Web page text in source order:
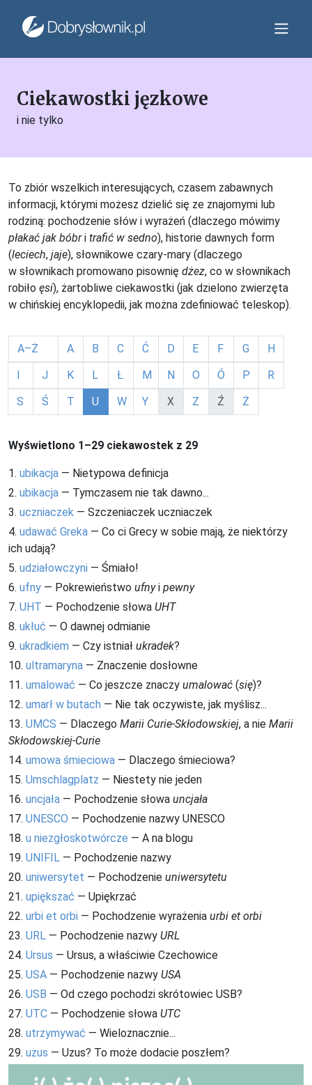
Ciekawostki jęzkowe
i nie tylko
To zbiór wszelkich interesujących, czasem zabawnych
informacji, którymi możesz dzielić się ze znajomymi lub
rodziną: pochodzenie słów i wyrażeń (dlaczego mówimy
płakać jak bóbri trafić w sedno), historie dawnych form
(leciech, jaje), słownikowe czary-mary (dlaczego
w słownikach promowano pisownię dżez, co w słownikach
robiło ęsi), żartobliwe ciekawostki (jak dzielono zwierzęta
w chińskiej encyklopedii, jak można zdefiniować teleskop).
A–Ż A B C Ć D E F G
H
I
J K L Ł M N O Ó P
R
S
Ś T U W Y X Z Ź Ż
Wyświetlono 1–29 ciekawostek z 29
1. ubikacja — Nietypowa definicja
2. ubikacja — Tymczasem nie tak dawno...
3. uczniaczek — Szczeniaczek uczniaczek
4. udawać Greka — Co ci Grecy w sobie mają, że niektórzy
ich udają?
5. udziałowczyni — Śmiało!
6. ufny — Pokrewieństwo ufnyi pewny
7. UHT — Pochodzenie słowa UHT
8. ukłuć — O dawnej odmianie
9. ukradkiem — Czy istniał ukradek?
10. ultramaryna — Znaczenie dosłowne
11. umalować — Co jeszcze znaczy umalować (się)?
12. umarł w butach — Nie tak oczywiste, jak myślisz...
13. UMCS — Dlaczego Marii Curie-Skłodowskiej, a nie Marii
Skłodowskiej-Curie
14. umowa śmieciowa — Dlaczego śmieciowa?
15. Umschlagplatz — Niestety nie jeden
16. uncjała — Pochodzenie słowa uncjała
17. UNESCO — Pochodzenie nazwy UNESCO
18. u niezgłoskotwórcze — A na blogu
19. UNIFIL — Pochodzenie nazwy
20. uniwersytet — Pochodzenie uniwersytetu
21. upiększać — Upiękrzać
22. urbi et orbi — Pochodzenie wyrażenia urbi et orbi
23. URL — Pochodzenie nazwy URL
24. Ursus — Ursus, a właściwie Czechowice
25. USA — Pochodzenie nazwy USA
26. USB — Od czego pochodzi skrótowiec USB?
27. UTC — Pochodzenie słowa UTC
28. utrzymywać — Wieloznacznie...
29. uzus — Uzus? To może dodacie poszłem?